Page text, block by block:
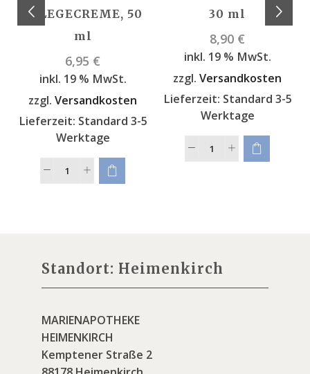
PFLEGECREME, 50
ml
6,95 €
inkl. 19 % MwSt.
zzgl. Versandkosten
Lieferzeit: Standard 3-5
Werktage
30 ml
8,90 €
inkl. 19 % MwSt.
zzgl. Versandkosten
Lieferzeit: Standard 3-5
Werktage
Standort: Heimenkirch
MARIENAPOTHEKE
HEIMENKIRCH
Kemptener Straße 2